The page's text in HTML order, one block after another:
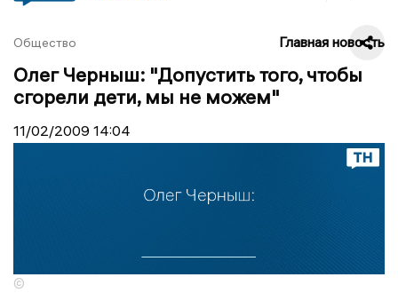
Общество Главная новость
Олег Черныш: "Допустить того, чтобы
сгорели дети, мы не можем"
11/02/2009 14:04
©